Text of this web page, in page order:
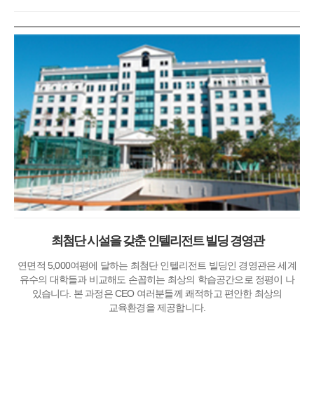
최첨단 시설을 갖춘 인텔리전트 빌딩 경영관
연면적 5,000여평에 달하는 최첨단 인텔리전트 빌딩인 경영관은 세계
유수의 대학들과 비교해도 손꼽히는 최상의 학습공간으로 정평이 나
있습니다. 본 과정은 CEO 여러분들께 쾌적하고 편안한 최상의
교육환경을 제공합니다.